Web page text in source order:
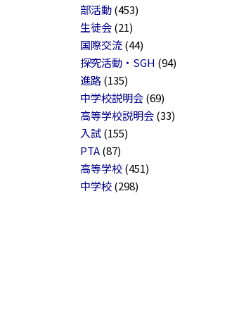
部活動(453)
生徒会(21)
国際交流(44)
探究活動・SGH (94)
進路(135)
中学校説明会(69)
高等学校説明会(33)
入試(155)
PTA(87)
高等学校(451)
中学校(298)